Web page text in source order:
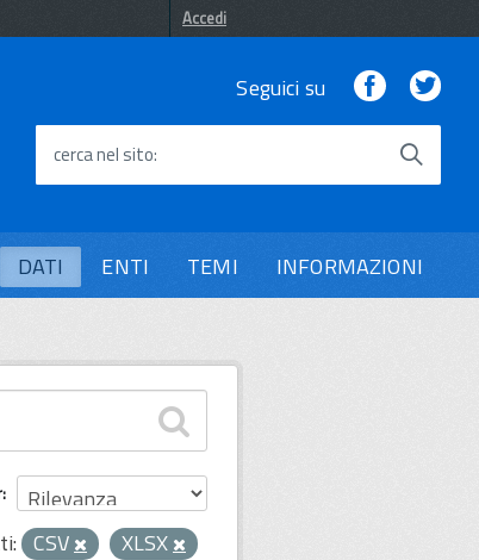
Accedi
Seguici su Facebook
cerca nel sito
DATI ENTI TEMI INFORMAZIONI
CSV
XLSX